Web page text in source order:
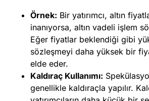
Örnek: Bir yatırımcı, altın
inanıyorsa, altın vadeli işlem
Eğer fiyatlar beklendiği gibi
sözleşmeyi daha yüksek bir
elde eder.
Kaldıraç Kullanımı:
genellikle kaldıraçla yapılır.